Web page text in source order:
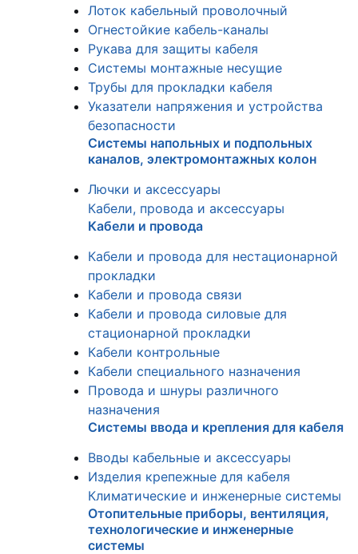
Лоток кабельный проволочный
Огнестойкие кабель-каналы
Рукава для защиты кабеля
Системы монтажные несущие
Трубы для прокладки кабеля
Указатели напряжения и устройства
безопасности
Системы напольных и подпольных
каналов, электромонтажных колон
Лючки и аксессуары
Кабели, провода и аксессуары
Кабели и провода
Кабели и провода для нестационарной
прокладки
Кабели и провода связи
Кабели и провода силовые для
стационарной прокладки
Кабели контрольные
Кабели специального назначения
Провода и шнуры различного
назначения
Системы ввода и крепления для кабеля
Вводы кабельные и аксессуары
Изделия крепежные для кабеля
Климатические и инженерные системы
Отопительные приборы, вентиляция,
технологические и инженерные
системы